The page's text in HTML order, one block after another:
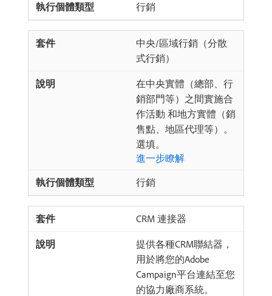
行銷
中央/區域行銷（分散
式行銷）
在中央實體（總部、行
銷部門等）之間實施合
作活動 和地方實體（銷
售點、地區代理等）。
選填。
進一步瞭解
行銷
CRM 連接器
提供各種CRM聯結器，
用於將您的Adobe
Campaign平台連結至您
的協力廠商系統。